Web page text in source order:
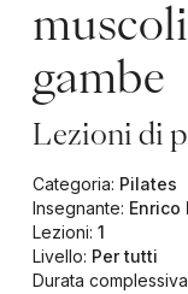
muscoli
gambe
Lezioni di
Categoria: Pilates
Insegnante: Enrico
Lezioni: 1
Livello: Per tutti
Durata complessiva